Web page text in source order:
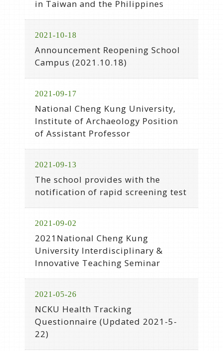
in Taiwan and the Philippines
2021-10-18
Announcement Reopening School
Campus (2021.10.18)
2021-09-17
National Cheng Kung University,
Institute of Archaeology Position
of Assistant Professor
2021-09-13
The school provides with the
notification of rapid screening test
2021-09-02
2021National Cheng Kung
University Interdisciplinary &
Innovative Teaching Seminar
2021-05-26
NCKU Health Tracking
Questionnaire (Updated 2021-5-
22)